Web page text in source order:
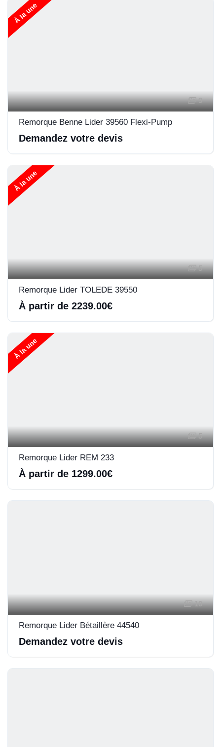
À la une
9
Remorque Benne Lider 39560 Flexi-Pump
Demandez votre devis
À la une
5
Remorque Lider TOLEDE 39550
À partir de 2239.00€
À la une
5
Remorque Lider REM 233
À partir de 1299.00€
10
Remorque Lider Bétaillère 44540
Demandez votre devis